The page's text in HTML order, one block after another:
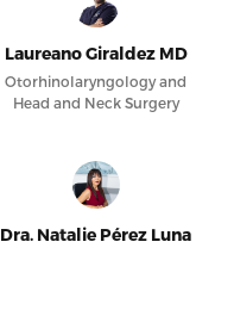
Laureano Giraldez MD
Otorhinolaryngology and
Head and Neck Surgery
Dra. Natalie Pérez Luna